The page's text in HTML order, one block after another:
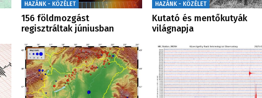
HAZÁNK - KÖZÉLET
156 földmozgást
regisztráltak júniusban
HAZÁNK - KÖZÉLET
Kutató és mentőkutyák
világnapja